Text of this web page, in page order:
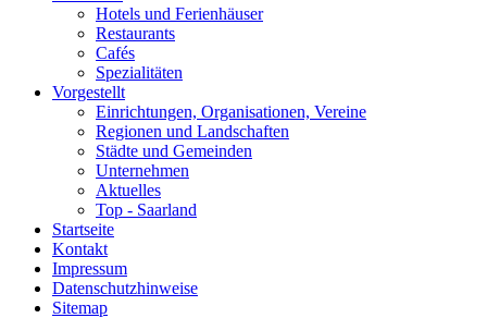
Hotels und Ferienhäuser
Restaurants
Cafés
Spezialitäten
Vorgestellt
Einrichtungen, Organisationen, Vereine
Regionen und Landschaften
Städte und Gemeinden
Unternehmen
Aktuelles
Top - Saarland
Startseite
Kontakt
Impressum
Datenschutzhinweise
Sitemap